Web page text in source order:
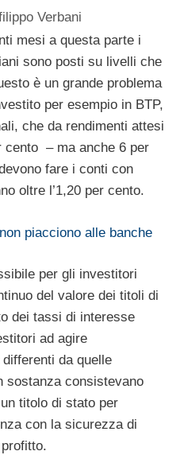
Verbani
mesi a questa parte i
sono posti su livelli che
è un grande problema
per esempio in BTP,
che da rendimenti attesi
– ma anche 6 per
fare i conti con
oltre l’1,20 per cento.
piacciono alle banche
per gli investitori
del valore dei titoli di
dei tassi di interesse
ad agire
da quelle
sostanza consistevano
titolo di stato per
con la sicurezza di